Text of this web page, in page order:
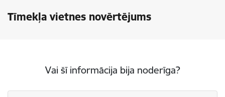
Tīmekļa vietnes novērtējums
Vai šī informācija bija noderīga?